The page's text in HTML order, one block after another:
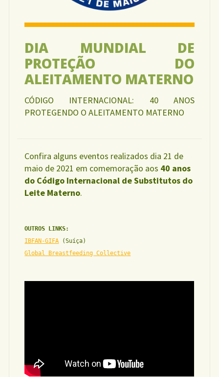
DIA MUNDIAL DE
PROTEÇÃO DO
ALEITAMENTO MATERNO
CÓDIGO INTERNACIONAL: 40 ANOS
PROTEGENDO O ALEITAMENTO MATERNO
Confira alguns eventos realizados dia 21 de
maio de 2021 em comemoração aos 40 anos
do Código Internacional de Substitutos do
Leite Materno.
OUTROS LINKS:
IBFAN-GIFA (Suíça)
Global Breastfeeding Collective